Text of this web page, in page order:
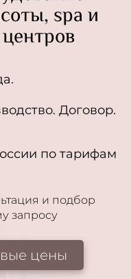
spa и
Договор.
по тарифам
и подбор
запросу
цены